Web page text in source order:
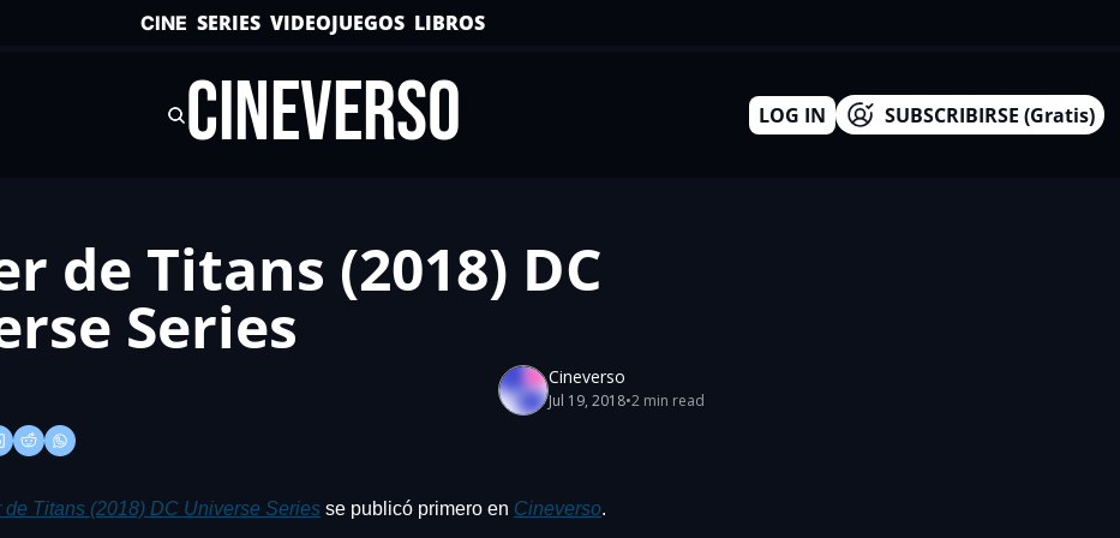
CINE SERIES VIDEOJUEGOS LIBROS
CINEVERSO LOG IN SUBSCRIBIRSE (Gratis)
de Titans (2018) DC
Series
Cineverso
Jul 19, 2018•2 min read
de Titans (2018) DC Universe Series se publicó primero en Cineverso.